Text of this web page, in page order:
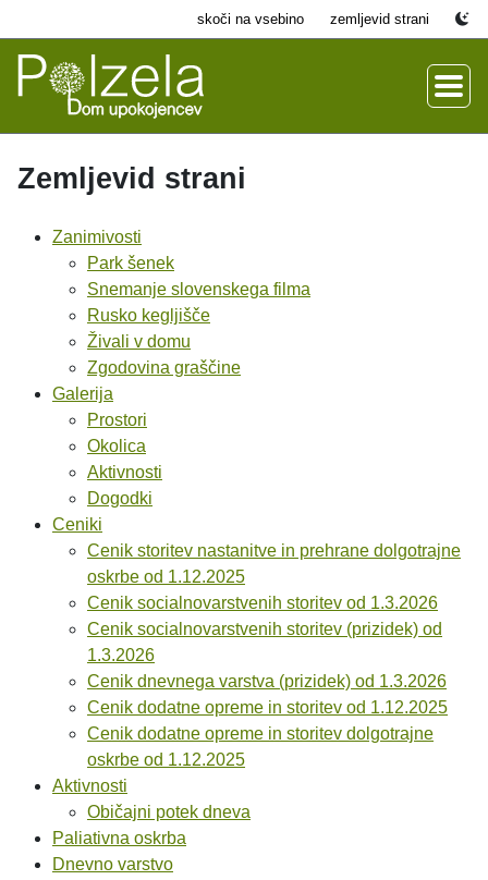
skoči na vsebino zemljevid strani
Zemljevid strani
Zanimivosti
Park šenek
Snemanje slovenskega filma
Rusko kegljišče
Živali v domu
Zgodovina graščine
Galerija
Prostori
Okolica
Aktivnosti
Dogodki
Ceniki
Cenik storitev nastanitve in prehrane dolgotrajne
oskrbe od 1.12.2025
Cenik socialnovarstvenih storitev od 1.3.2026
Cenik socialnovarstvenih storitev (prizidek) od
1.3.2026
Cenik dnevnega varstva (prizidek) od 1.3.2026
Cenik dodatne opreme in storitev od 1.12.2025
Cenik dodatne opreme in storitev dolgotrajne
oskrbe od 1.12.2025
Aktivnosti
Običajni potek dneva
Paliativna oskrba
Dnevno varstvo